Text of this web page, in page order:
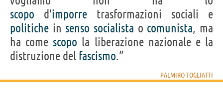
scopo d'imporre trasformazioni sociali e
politiche in senso socialista o comunista, ma
ha come scopo la liberazione nazionale e la
distruzione del fascismo.”
PALMIRO TOGLIATTI